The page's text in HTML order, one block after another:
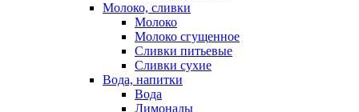
Молоко, сливки
Молоко
Молоко сгущенное
Сливки питьевые
Сливки сухие
Вода, напитки
Вода
Лимонады